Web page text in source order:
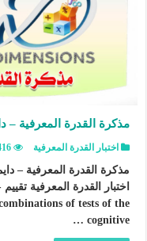
مذكرة القدرة المعرفية –
اختبار القدرة المعرفية
مذكرة القدرة المعرفية –
of tests of the
cognitive …